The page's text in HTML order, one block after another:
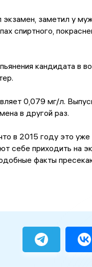
заметил у
спиртного,
кандидата в
0,079 мг/л.
в другой раз.
в 2015 году это уже
себе приходить на
факты